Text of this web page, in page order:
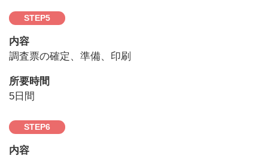
STEP5
内容
調査票の確定、準備、印刷
所要時間
5日間
STEP6
内容